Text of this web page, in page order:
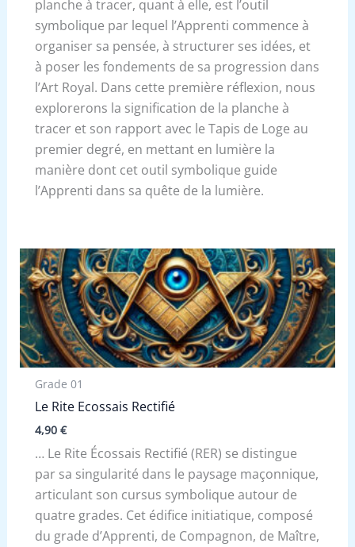
planche à tracer, quant à elle, est l’outil
symbolique par lequel l’Apprenti commence à
organiser sa pensée, à structurer ses idées, et
à poser les fondements de sa progression dans
l’Art Royal. Dans cette première réflexion, nous
explorerons la signification de la planche à
tracer et son rapport avec le Tapis de Loge au
premier degré, en mettant en lumière la
manière dont cet outil symbolique guide
l’Apprenti dans sa quête de la lumière.
Grade 01
Le Rite Ecossais Rectifié
4,90 €
… Le Rite Écossais Rectifié (RER) se distingue
par sa singularité dans le paysage maçonnique,
articulant son cursus symbolique autour de
quatre grades. Cet édifice initiatique, composé
du grade d’Apprenti, de Compagnon, de Maître,